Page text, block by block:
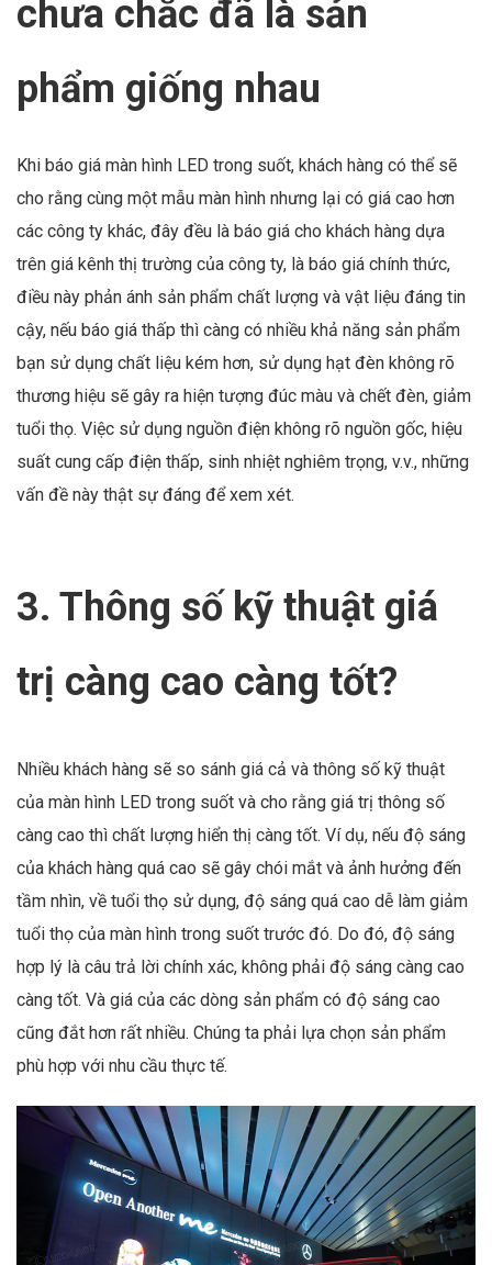
chưa chắc đã là sản
phẩm giống nhau
Khi báo giá màn hình LED trong suốt, khách hàng có thể sẽ
cho rằng cùng một mẫu màn hình nhưng lại có giá cao hơn
các công ty khác, đây đều là báo giá cho khách hàng dựa
trên giá kênh thị trường của công ty, là báo giá chính thức,
điều này phản ánh sản phẩm chất lượng và vật liệu đáng tin
cậy, nếu báo giá thấp thì càng có nhiều khả năng sản phẩm
bạn sử dụng chất liệu kém hơn, sử dụng hạt đèn không rõ
thương hiệu sẽ gây ra hiện tượng đúc màu và chết đèn, giảm
tuổi thọ. Việc sử dụng nguồn điện không rõ nguồn gốc, hiệu
suất cung cấp điện thấp, sinh nhiệt nghiêm trọng, v.v., những
vấn đề này thật sự đáng để xem xét.
3. Thông số kỹ thuật giá
trị càng cao càng tốt?
Nhiều khách hàng sẽ so sánh giá cả và thông số kỹ thuật
của màn hình LED trong suốt và cho rằng giá trị thông số
càng cao thì chất lượng hiển thị càng tốt. Ví dụ, nếu độ sáng
của khách hàng quá cao sẽ gây chói mắt và ảnh hưởng đến
tầm nhìn, về tuổi thọ sử dụng, độ sáng quá cao dễ làm giảm
tuổi thọ của màn hình trong suốt trước đó. Do đó, độ sáng
hợp lý là câu trả lời chính xác, không phải độ sáng càng cao
càng tốt. Và giá của các dòng sản phẩm có độ sáng cao
cũng đắt hơn rất nhiều. Chúng ta phải lựa chọn sản phẩm
phù hợp với nhu cầu thực tế.